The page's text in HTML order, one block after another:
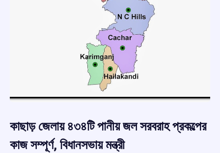
কাছাড় জেলায় ৪৩৪টি পানীয় জল সরবরাহ প্রকল্পের
কাজ সম্পূৰ্ণ, বিধানসভায় মন্ত্রী